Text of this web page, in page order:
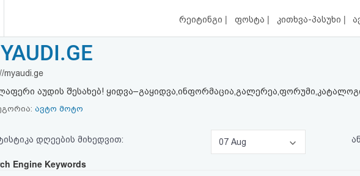
რეიტინგი | ფოსტა | კითხვა-პასუხი |
myaudi.ge
აუდის შესახებ! ყიდვა–გაყიდვა,ინფორმაცია,გალერეა,ფორუმი,კატალოგი
ავტო მოტო
დღეების მიხედვით: 07 Aug
Engine Keywords